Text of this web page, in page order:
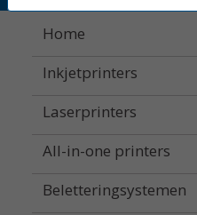
Home
Inkjetprinters
Laserprinters
All-in-one printers
Beletteringsystemen